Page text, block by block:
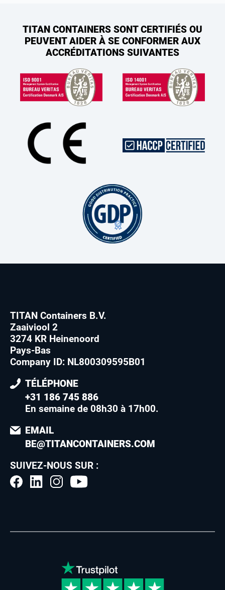
TITAN CONTAINERS SONT CERTIFIÉS OU
PEUVENT AIDER À SE CONFORMER AUX
ACCRÉDITATIONS SUIVANTES
TITAN Containers B.V.
Zaaiviool 2
3274 KR Heinenoord
Pays-Bas
Company ID: NL800309595B01
TÉLÉPHONE
+31 186 745 886
En semaine de 08h30 à 17h00.
EMAIL
BE@TITANCONTAINERS.COM
SUIVEZ-NOUS SUR :